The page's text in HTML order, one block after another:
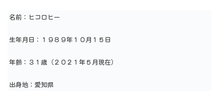
名前：ヒコロヒー
生年月日：１９８９年１０月１５日
年齢：３１歳（２０２１年５月現在）
出身地：愛知県